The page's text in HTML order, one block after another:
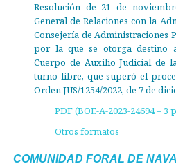
Resolución de 21 de
General de Relaciones con la
Consejería de Administraciones
por la que se otorga destino
Cuerpo de Auxilio Judicial de
turno libre, que superó el
Orden JUS/1254/2022, de 7 de
PDF (BOE-A-2023-24694 – 3
Otros formatos
COMUNIDAD FORAL DE